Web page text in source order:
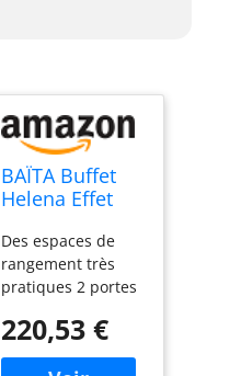
BAÏTA Buffet
Helena Effet
cannage rotin
2 Portes 80cm
Des espaces de
rangement très
pratiques 2 portes
cannage Des
poignées en laiton
220,53 €